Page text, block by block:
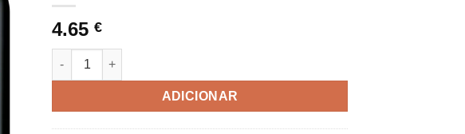
4.65€
Quantidade de Pratos Lego Movie
ADICIONAR